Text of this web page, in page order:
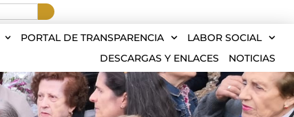
PORTAL DE TRANSPARENCIA
LABOR SOCIAL
DESCARGAS Y ENLACES
NOTICIAS